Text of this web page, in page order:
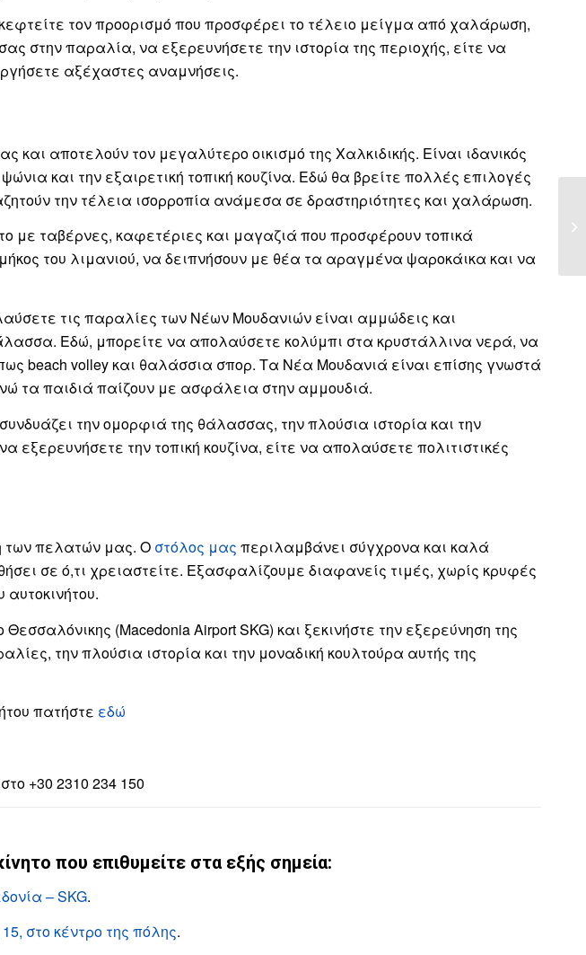
τον προορισμό που προσφέρει το τέλειο μείγμα από χαλάρωση,
στην παραλία, να εξερευνήσετε την ιστορία της περιοχής, είτε να
αξέχαστες αναμνήσεις.
αποτελούν τον μεγαλύτερο οικισμό της Χαλκιδικής. Είναι ιδανικός
και την εξαιρετική τοπική κουζίνα. Εδώ θα βρείτε πολλές επιλογές
την τέλεια ισορροπία ανάμεσα σε δραστηριότητες και χαλάρωση.
με ταβέρνες, καφετέριες και μαγαζιά που προσφέρουν τοπικά
του λιμανιού, να δειπνήσουν με θέα τα αραγμένα ψαροκάικα και να
τις παραλίες των Νέων Μουδανιών είναι αμμώδεις και
Εδώ, μπορείτε να απολαύσετε κολύμπι στα κρυστάλλινα νερά, να
beach volley και θαλάσσια σπορ. Τα Νέα Μουδανιά είναι επίσης γνωστά
τα παιδιά παίζουν με ασφάλεια στην αμμουδιά.
την ομορφιά της θάλασσας, την πλούσια ιστορία και την
την τοπική κουζίνα, είτε να απολαύσετε πολιτιστικές
των πελατών μας. Ο στόλος μας περιλαμβάνει σύγχρονα και καλά
σε ό,τι χρειαστείτε. Εξασφαλίζουμε διαφανείς τιμές, χωρίς κρυφές
(Macedonia Airport SKG) και ξεκινήστε την εξερεύνηση της
την πλούσια ιστορία και την μοναδική κουλτούρα αυτής της
πατήστε εδώ
+30 2310 234 150
που επιθυμείτε στα εξής σημεία:
– SKG.
στο κέντρο της πόλης.